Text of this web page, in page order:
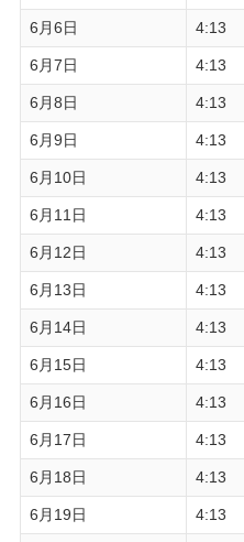
6月6日 4:13
6月7日 4:13
6月8日 4:13
6月9日 4:13
6月10日 4:13
6月11日 4:13
6月12日 4:13
6月13日 4:13
6月14日 4:13
6月15日 4:13
6月16日 4:13
6月17日 4:13
6月18日 4:13
6月19日 4:13